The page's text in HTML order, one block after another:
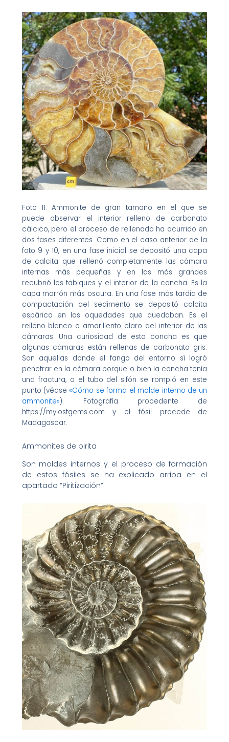
Foto 11. Ammonite de gran tamaño en el que se
puede observar el interior relleno de carbonato
cálcico, pero el proceso de rellenado ha ocurrido en
dos fases diferentes. Como en el caso anterior de la
foto 9 y 10, en una fase inicial se depositó una capa
de calcita que rellenó completamente las cámara
internas más pequeñas y en las más grandes
recubrió los tabiques y el interior de la concha. Es la
capa marrón más oscura. En una fase más tardía de
compactación del sedimento se depositó calcita
espárica en las oquedades que quedaban. Es el
relleno blanco o amarillento claro del interior de las
cámaras. Una curiosidad de esta concha es que
algunas cámaras están rellenas de carbonato gris.
Son aquellas donde el fango del entorno sí logró
penetrar en la cámara porque o bien la concha tenía
una fractura, o el tubo del sifón se rompió en este
punto (véase«Cómo se forma el molde interno de un
ammonite»). Fotografía procedente de
https://mylostgems.com y el fósil procede de
Madagascar.
Ammonites de pirita
Son moldes internos y el proceso de formación
de estos fósiles se ha explicado arriba en el
apartado “Piritización”.